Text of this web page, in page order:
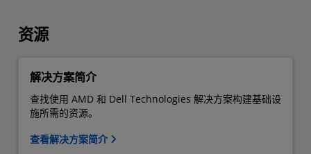
资源
解决方案简介
查找使用 AMD 和 Dell Technologies 解决方案构建基础设
施所需的资源。
查看解决方案简介